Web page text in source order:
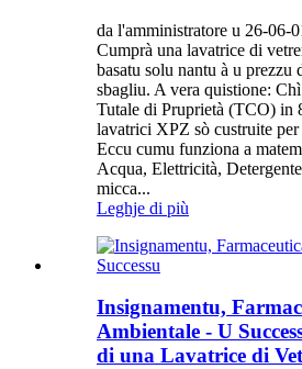
da l'amministratore u 26-06-
Cumprà una lavatrice di
basatu solu nantu à u prezzu
sbagliu. A vera quistione:
Tutale di Pruprietà (TCO) in
lavatrici XPZ sò custruite
Eccu cumu funziona a
Acqua, Elettricità,
micca...
Leghje di più
Insignamentu,
Ambientale - U
di una Lavatrice di